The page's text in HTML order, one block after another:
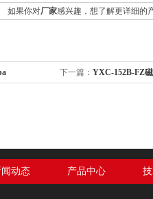
如果你对厂家感兴趣，想了解更详细的
下一篇： YXC-152B-FZ
闻动态 产品中心